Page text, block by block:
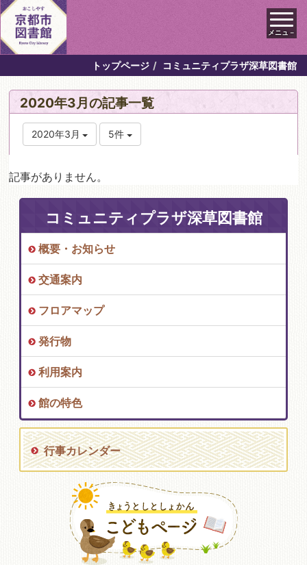
メニュ－
トップページ コミュニティプラザ深草図書館
2020年3月の記事一覧
2020年3月 5件
記事がありません。
コミュニティプラザ深草図書館
概要・お知らせ
交通案内
フロアマップ
発行物
利用案内
館の特色
行事カレンダー